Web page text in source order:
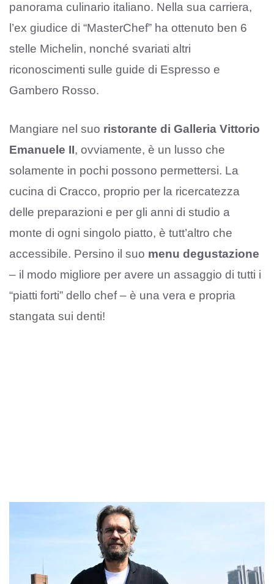
panorama culinario italiano. Nella sua carriera,
l’ex giudice di “MasterChef” ha ottenuto ben 6
stelle Michelin, nonché svariati altri
riconoscimenti sulle guide di Espresso e
Gambero Rosso.
Mangiare nel suo ristorante di Galleria Vittorio
Emanuele II, ovviamente, è un lusso che
solamente in pochi possono permettersi. La
cucina di Cracco, proprio per la ricercatezza
delle preparazioni e per gli anni di studio a
monte di ogni singolo piatto, è tutt’altro che
accessibile. Persino il suo menu degustazione
– il modo migliore per avere un assaggio di tutti i
“piatti forti” dello chef – è una vera e propria
stangata sui denti!